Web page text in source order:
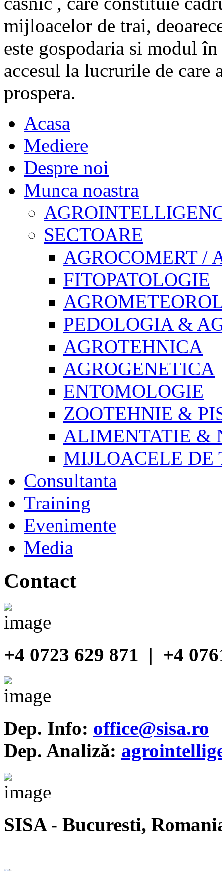
mijloacelor de trai,
este gospodaria si modul
accesul la lucrurile de care
prospera.
Acasa
Mediere
Despre noi
Munca noastra
SECTOARE
AGROCOMERT /
FITOPATOLOGIE
PEDOLOGIA &
AGROTEHNICA
AGROGENETICA
ENTOMOLOGIE
ZOOTEHNIE &
ALIMENTATIE &
MIJLOACELE DE
Consultanta
Training
Evenimente
Media
Contact
+4 0723 629 871 | +4
Dep. Info: office@sisa.ro
Dep. Analiză:
SISA - Bucuresti,